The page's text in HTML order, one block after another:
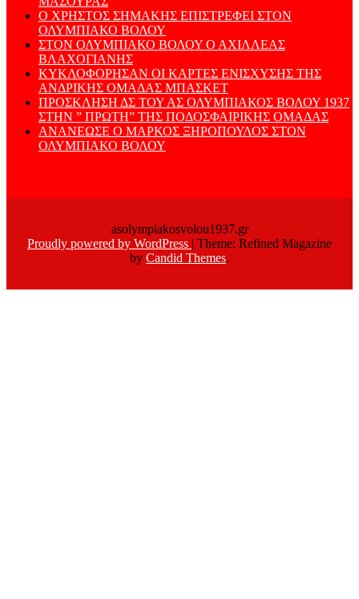
Ο ΧΡΗΣΤΟΣ ΣΗΜΑΚΗΣ ΕΠΙΣΤΡΕΦΕΙ ΣΤΟΝ
ΟΛΥΜΠΙΑΚΟ ΒΟΛΟΥ
ΣΤΟΝ ΟΛΥΜΠΙΑΚΟ ΒΟΛΟΥ Ο ΑΧΙΛΛΕΑΣ
ΒΛΑΧΟΓΙΑΝΗΣ
ΚΥΚΛΟΦΟΡΗΣΑΝ ΟΙ ΚΑΡΤΕΣ ΕΝΙΣΧΥΣΗΣ ΤΗΣ
ΑΝΔΡΙΚΗΣ ΟΜΑΔΑΣ ΜΠΑΣΚΕΤ
ΠΡΟΣΚΛΗΣΗ ΔΣ ΤΟΥ ΑΣ ΟΛΥΜΠΙΑΚΟΣ ΒΟΛΟΥ 1937
ΣΤΗΝ ” ΠΡΩΤΗ” ΤΗΣ ΠΟΔΟΣΦΑΙΡΙΚΗΣ ΟΜΑΔΑΣ
ΑΝΑΝΕΩΣΕ Ο ΜΑΡΚΟΣ ΞΗΡΟΠΟΥΛΟΣ ΣΤΟΝ
ΟΛΥΜΠΙΑΚΟ ΒΟΛΟΥ
asolympiakosvolou1937.gr
Proudly powered by WordPress | Theme: Refined Magazine
by Candid Themes.